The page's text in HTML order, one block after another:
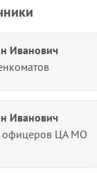
Иванович
Иванович
офицеров ЦА МО